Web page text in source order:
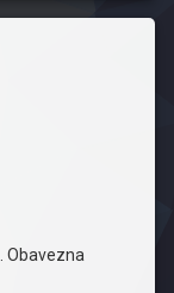
Obavezna